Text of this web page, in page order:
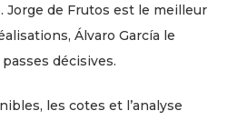
Jorge de Frutos est le meilleur
Álvaro García le
décisives.
les cotes et l’analyse